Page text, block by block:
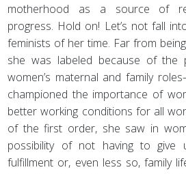
motherhood as a source of
progress. Hold on! Let’s not fall
feminists of her time. Far from
she was labeled because of the
women’s maternal and family
championed the importance of
better working conditions for all
of the first order, she saw in
possibility of not having to give
fulfillment or, even less so, family